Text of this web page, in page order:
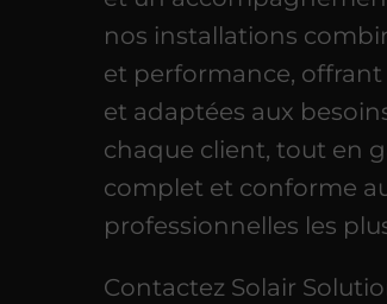
nos installations
et performance,
et adaptées aux
chaque client, tout en
complet et conforme
professionnelles les
Contactez Solair